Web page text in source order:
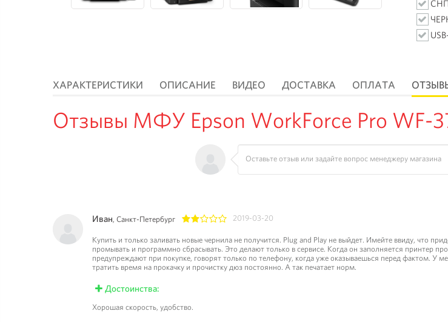
ХАРАКТЕРИСТИКИ ОПИСАНИЕ ВИДЕО ДОСТАВКА ОПЛАТА
Отзывы МФУ Epson WorkForce Pro WF-
Иван, Санкт-Петербург 2019-03-20
Купить и только заливать новые чернила не получится. Plug and Play не выйдет. Имейте ввиду, что
промывать и программно сбрасывать. Это делают только в сервисе. Когда он заполняется принтер
предупреждают при покупке, говорят только по телефону, когда уже оказываешься перед фактом. У
тратить время на прокачку и прочистку дюз постоянно. А так печатает норм.
Достоинства:
Хорошая скорость, удобство.